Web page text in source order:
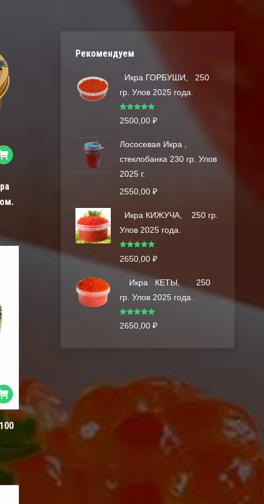
Рекомендуем
Икра ГОРБУШИ, 250
гр. Улов 2025 года.
Оценка 5.00
из 5
2500,00 ₽
Лососевая Икра ,
стеклобанка 230 гр. Улов
2025 г.
2550,00 ₽
Икра КИЖУЧА, 250 гр.
Улов 2025 года.
из 5
2650,00 ₽
Икра КЕТЫ, 250
гр. Улов 2025 года.
Оценка 5.00
из 5
2650,00 ₽